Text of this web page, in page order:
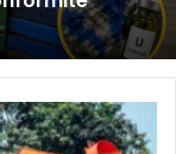
les
l’uranium